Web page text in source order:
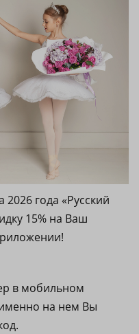
2026 года «Русский
15% на Ваш
в мобильном
на нем Вы